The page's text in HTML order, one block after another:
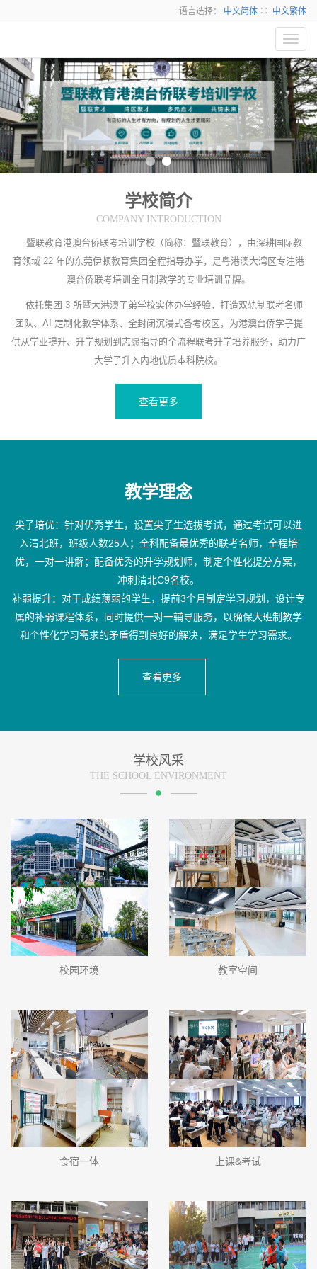
语言选择： 中文简体 ∷ 中文繁体
学校简介
COMPANY INTRODUCTION
暨联教育港澳台侨联考培训学校（简称：暨联教育），由深耕国际教
育领域 22 年的东莞伊顿教育集团全程指导办学，是粤港澳大湾区专注港
澳台侨联考培训全日制教学的专业培训品牌。
依托集团 3 所暨大港澳子弟学校实体办学经验，打造双轨制联考名师
团队、AI 定制化教学体系、全封闭沉浸式备考校区，为港澳台侨学子提
供从学业提升、升学规划到志愿指导的全流程联考升学培养服务，助力广
大学子升入内地优质本科院校。
查看更多
教学理念
尖子培优：针对优秀学生，设置尖子生选拔考试，通过考试可以进
入清北班，班级人数25人；全科配备最优秀的联考名师，全程培
优，一对一讲解；配备优秀的升学规划师，制定个性化提分方案，
冲刺清北C9名校。
补弱提升：对于成绩薄弱的学生，提前3个月制定学习规划，设计专
属的补弱课程体系，同时提供一对一辅导服务，以确保大班制教学
和个性化学习需求的矛盾得到良好的解决，满足学生学习需求。
查看更多
学校风采
THE SCHOOL ENVIRONMENT
校园环境 教室空间
食宿一体 上课&考试